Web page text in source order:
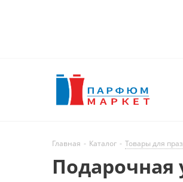
Главная - Каталог - Товары для
Подарочная